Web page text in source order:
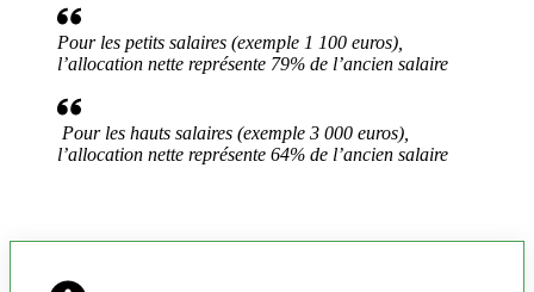
Pour les petits salaires (exemple 1 100 euros),
l’allocation nette représente 79% de l’ancien salaire
Pour les hauts salaires (exemple 3 000 euros),
l’allocation nette représente 64% de l’ancien salaire